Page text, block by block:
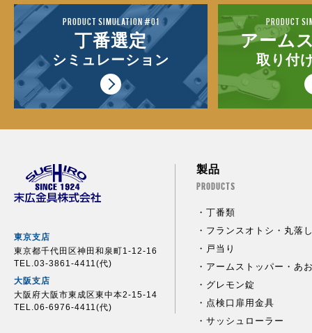
PRODUCT SIMULATION #01
丁番選定
シミュレーション
PRODUCT
アーム
取り付
東京支店
東京都千代田区神田和泉町1-12-16
TEL.03-3861-4411(代)
大阪支店
大阪府大阪市東成区東中本2-15-14
TEL.06-6976-4411(代)
製品
PRODUCTS
丁番類
フランスオトシ・丸落
戸当り
アームストッパー・あ
グレモン錠
点検口扉用金具
サッシュローラー